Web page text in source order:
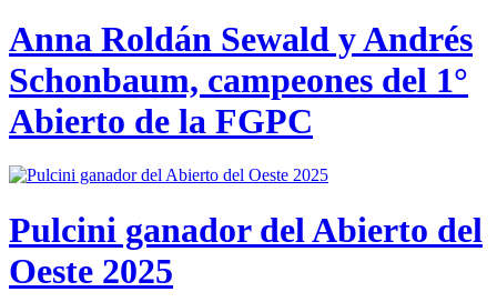
Anna Roldán Sewald y Andrés
Schonbaum, campeones del 1°
Abierto de la FGPC
Pulcini ganador del Abierto del
Oeste 2025